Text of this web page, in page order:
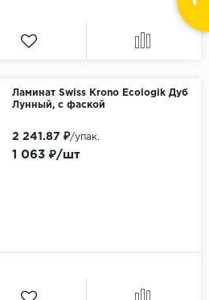
Ламинат Swiss Krono Ecologik Дуб
Лунный, с фаской
1 063 ₽/шт
2 241.87 ₽/упак.